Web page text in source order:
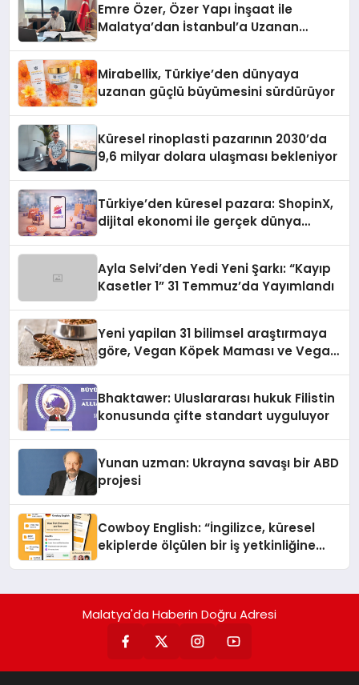
Emre Özer, Özer Yapı İnşaat ile
Malatya’dan İstanbul’a Uzanan
Mirabellix, Türkiye’den dünyaya
uzanan güçlü büyümesini sürdürüyor
Küresel rinoplasti pazarının 2030’da
9,6 milyar dolara ulaşması bekleniyor
Türkiye’den küresel pazara: ShopinX,
dijital ekonomi ile gerçek dünya
Ayla Selvi’den Yedi Yeni Şarkı: “Kayıp
Kasetler 1” 31 Temmuz’da Yayımlandı
Yeni yapilan 31 bilimsel araştırmaya
göre, Vegan Köpek Maması ve Vegan
Bhaktawer: Uluslararası hukuk Filistin
konusunda çifte standart uyguluyor
Yunan uzman: Ukrayna savaşı bir ABD
projesi
Cowboy English: “İngilizce, küresel
ekiplerde ölçülen bir iş yetkinliğine
Malatya'da Haberin Doğru Adresi